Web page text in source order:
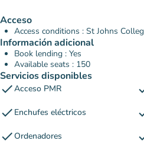
Acceso
Access conditions : St Johns
Información adicional
Book lending : Yes
Available seats : 150
Servicios disponibles
checkAcceso PMR
check Enchufes eléctricos
checkOrdenadores